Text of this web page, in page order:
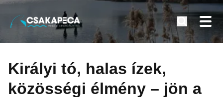
tartalomra
Minden a horgászatról
Királyi tó, halas ízek,
közösségi élmény – jön a